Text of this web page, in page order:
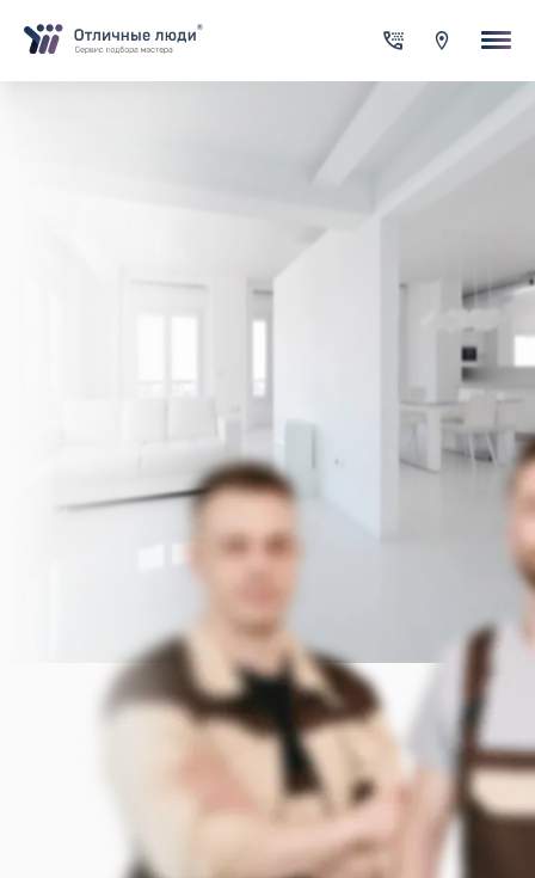
За каждый оформленный заказ вы получаете Cash-back на
счет
Опишите задачу
Прикрепить фото (до 5 шт.)
(Подсказка: фото помогут мастеру
точнее оценить задачу)
Заказать
обработки данных